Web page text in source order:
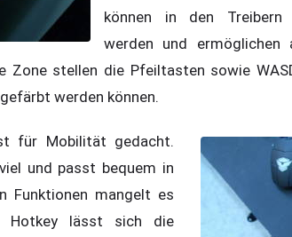
können in den Treibern
werden und ermöglichen
Zone stellen die Pfeiltasten sowie
werden können.
für Mobilität gedacht.
und passt bequem in
Funktionen mangelt es
Hotkey lässt sich die